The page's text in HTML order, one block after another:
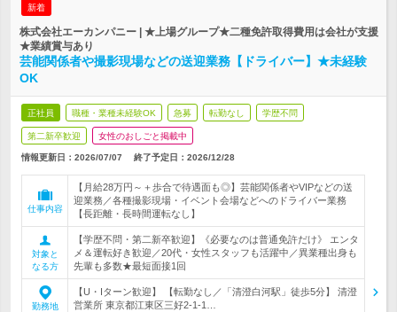
新着
株式会社エーカンパニー | ★上場グループ★二種免許取得費用は会社が支援
★業績賞与あり
芸能関係者や撮影現場などの送迎業務【ドライバー】★未経験
OK
正社員 職種・業種未経験OK 急募 転勤なし 学歴不問
第二新卒歓迎 女性のおしごと掲載中
情報更新日：2026/07/07 終了予定日： 2026/12/28
仕事内容
【月給28万円～＋歩合で待遇面も◎】芸能関係者やVIPなどの送
迎業務／各種撮影現場・イベント会場などへのドライバー業務
【長距離・長時間運転なし】
対象と
なる方
【学歴不問・第二新卒歓迎】《必要なのは普通免許だけ》 エンタ
メ＆運転好き歓迎／20代・女性スタッフも活躍中／異業種出身も
先輩も多数★最短面接1回
勤務地
【U・Iターン歓迎】 【転勤なし／「清澄白河駅」徒歩5分】 清澄
営業所 東京都江東区三好2-1-1…